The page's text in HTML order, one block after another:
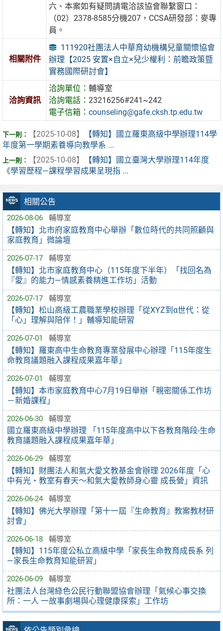
相關公告
2026-08-06 輔導室
【轉知】北市府家庭教育中心舉辦「數位時代的共同照顧與
家庭教育」微論壇
2026-07-17 輔導室
【轉知】北市家庭教育中心（115年度下半年）「找回名為
『愛』的能力—情感素養精進工作坊」活動
2026-07-17 輔導室
【轉知】松山高級工農職業學校辦理「從XYZ到α世代：從
「心」理解與陪伴！」輔導知能研習
2026-07-01 輔導室
【轉知】羅東高中生命教育專業發展中心辦理「115年度生
命教育議題融入課程成果嘉年華」
2026-07-01 輔導室
【轉知】本市家庭教育中心7月19日舉辦「親密關係工作坊
－新婚課程」
2026-06-30 輔導室
國立羅東高級中學辦理 「115年度高中以下各教育階段-生命
教育議題融入課程成果嘉年華」
2026-06-29 輔導室
【轉知】財團法人和氣大愛文教基金會辦理 2026年度「心
中有光・教室有春天～和氣大愛教師身心靈 成長營」資訊
2026-06-24 輔導室
【轉知】佛光大學辦理「第十一屆『生命教育』教案教材研
討會」
2026-06-18 輔導室
【轉知】115年度公私立高級中學「家長生命教育成長系 列
—家長生命教育知能研習」
2026-06-09 輔導室
社團法人台灣綠色公民行動聯盟協會辦理「氣候心事交換
所：一人 一故事劇場與心理健康探索」工作坊
六、本案如有疑問請電洽該協會聯繫窗口：
（02）2378-8585分機207，CCSA研發部：麥專
員。
相關附件
111920社團法人中華育幼機構兒童關懷協會
辦理【2025 安置×自立×兒少權利：前瞻政策暨
實務國際研討會】
洽詢資訊
洽詢單位：輔導室
洽詢電話：23216256#241~242
電子信箱：counseling@gafe.cksh.tp.edu.tw
【2025-10-08】
【轉知】國立羅東高級中學辦理114學
年度第一學期素養導向教學系 ...
【2025-10-08】
【轉知】國立臺灣大學辦理114年度
《學習歷程—課程學習成果呈現指 ...